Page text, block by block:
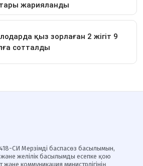
СИ Мерзімді баспасөз басылымын,
және желілік басылымды есепке қою
және коммуникация министрлігінің